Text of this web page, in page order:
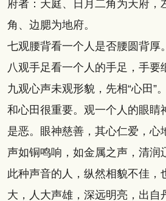
府者：天庭、日月二角为天府，
角、边腮为地府。
七观腰背看一个人是否腰圆背厚。
八观手足看一个人的手足，手要
九观心声未观形貌，先相“心田”
和心田很重要。观一个人的眼睛
是恶。眼神慈善，其心仁爱，心
声如铜鸣响，如金属之声，清润
此种声音的人，纵然相貌不佳，
大，人大声雄，深远明亮，出自